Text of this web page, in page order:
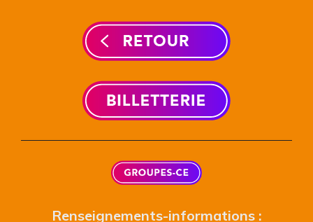
Renseignements-informations :